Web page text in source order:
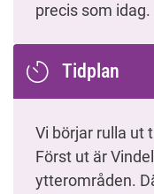
precis som idag.
Tidplan
Vi börjar rulla ut
Först ut är
ytterområden.